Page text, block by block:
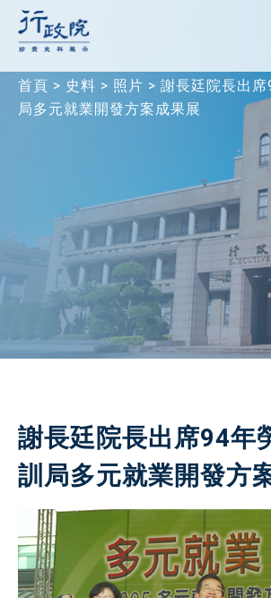
主
首頁 > 史料 > 照片 > 謝長廷院長出
局多元就業開發方案成果展
謝長廷院長出席94年
訓局多元就業開發方